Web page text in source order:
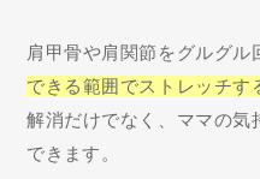
肩甲骨や肩関節をグルグル
できる範囲でストレッチす
解消だけでなく、ママの気
できます。